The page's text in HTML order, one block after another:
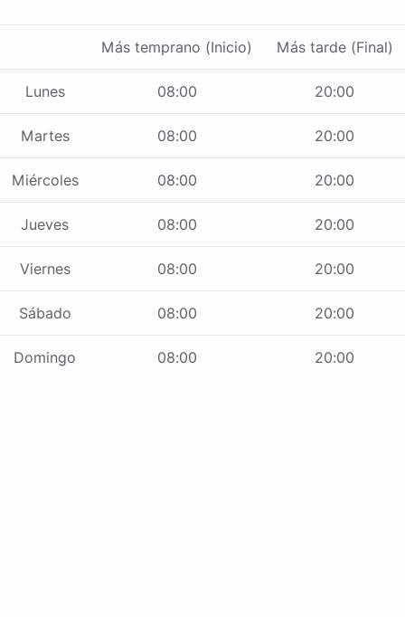
Más temprano (Inicio) Más tarde (Final)
Lunes 08:00 20:00
Martes 08:00 20:00
Miércoles 08:00 20:00
Jueves 08:00 20:00
Viernes 08:00 20:00
Sábado 08:00 20:00
Domingo 08:00 20:00